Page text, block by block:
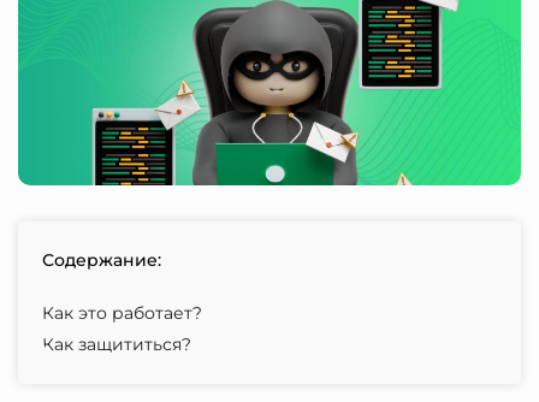
Содержание:
Как это работает?
Как защититься?